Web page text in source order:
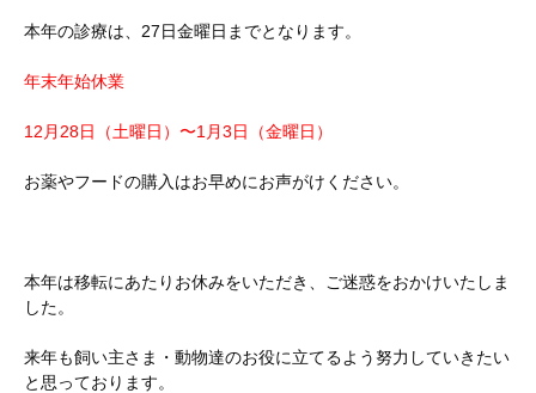
本年の診療は、27日金曜日までとなります。
年末年始休業
12月28日（土曜日）〜1月3日（金曜日）
お薬やフードの購入はお早めにお声がけください。
本年は移転にあたりお休みをいただき、ご迷惑をおかけいたしま
した。
来年も飼い主さま・動物達のお役に立てるよう努力していきたい
と思っております。